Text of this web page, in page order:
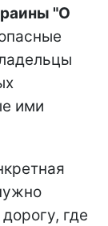
"О
ими
где